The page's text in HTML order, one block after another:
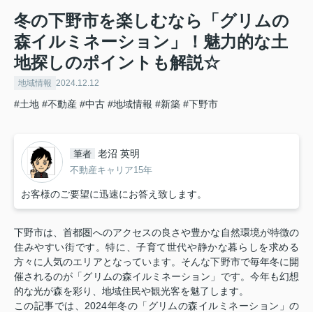
冬の下野市を楽しむなら「グリムの
森イルミネーション」！魅力的な土
地探しのポイントも解説☆
地域情報 2024.12.12
#土地 #不動産 #中古 #地域情報 #新築 #下野市
筆者 老沼 英明
不動産キャリア15年
お客様のご要望に迅速にお答え致します。
下野市は、首都圏へのアクセスの良さや豊かな自然環境が特徴の
住みやすい街です。特に、子育て世代や静かな暮らしを求める
方々に人気のエリアとなっています。そんな下野市で毎年冬に開
催されるのが「グリムの森イルミネーション」です。今年も幻想
的な光が森を彩り、地域住民や観光客を魅了します。
この記事では、2024年冬の「グリムの森イルミネーション」の